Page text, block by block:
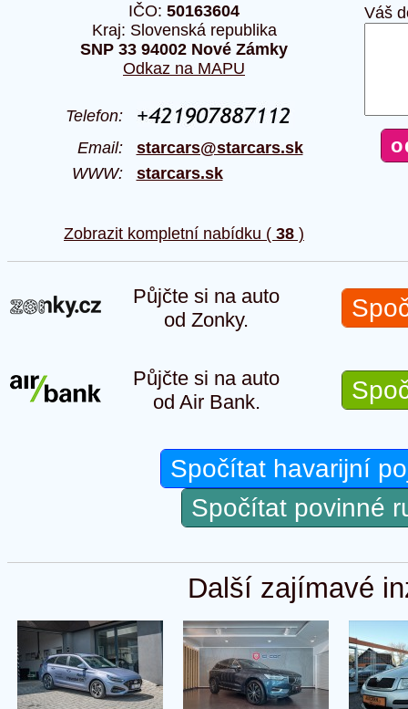
IČO: 50163604
Kraj: Slovenská republika
SNP 33 94002 Nové Zámky
Odkaz na MAPU
Telefon:
Email: starcars@starcars.sk
WWW: starcars.sk
Zobrazit kompletní nabídku ( 38 )
Váš
Půjčte si na auto
od Zonky.
Půjčte si na auto
od Air Bank.
Spočítat havarijní
Spočítat povinné
Další zajímavé